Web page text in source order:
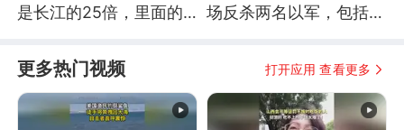
是长江的25倍，里面的
场反杀两名以军，包括一
更多热门视频 打开应用 查看更多